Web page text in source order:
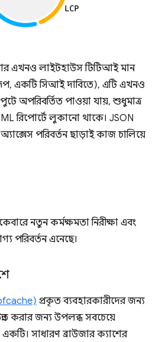
এখনও লাইটহাউস টিটিআই মান
একটি সিআই দাবিতে), এটি এখনও
অপরিবর্তিত পাওয়া যায়, শুধুমাত্র
রিপোর্টে লুকানো থাকে। JSON
পরিবর্তন ছাড়াই কাজ চালিয়ে
নতুন কর্মক্ষমতা নিরীক্ষা এবং
পরিবর্তন এনেছে।
প্রকৃত ব্যবহারকারীদের জন্য
করার জন্য উপলব্ধ সবচেয়ে
সাধারণ ব্রাউজার ক্যাশের